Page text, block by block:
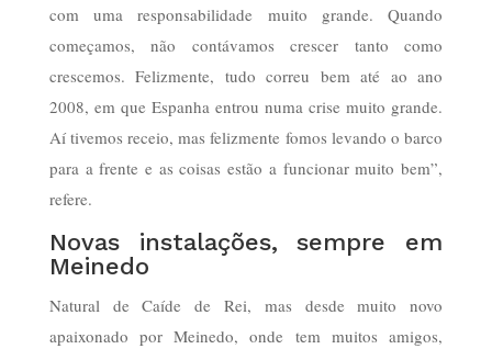
com uma responsabilidade muito grande. Quando
começamos, não contávamos crescer tanto como
crescemos. Felizmente, tudo correu bem até ao ano
2008, em que Espanha entrou numa crise muito grande.
Aí tivemos receio, mas felizmente fomos levando o barco
para a frente e as coisas estão a funcionar muito bem”,
refere.
Novas instalações, sempre em
Meinedo
Natural de Caíde de Rei, mas desde muito novo
apaixonado por Meinedo, onde tem muitos amigos,